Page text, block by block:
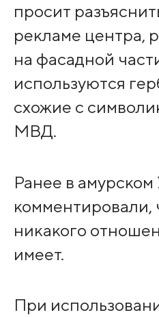
просит
рекламе центра,
на фасадной
используются
схожие с
МВД.
Ранее в
комментировали,
никакого
имеет.
При